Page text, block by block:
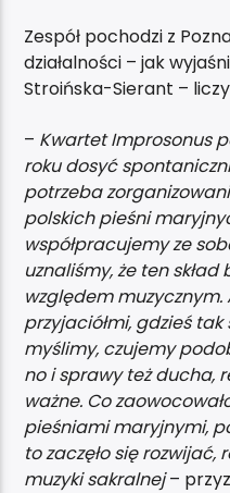
Zespół pochodzi z
działalności – jak
Stroińska-Sierant –
– Kwartet Improsonus
roku dosyć
potrzeba
polskich pieśni
współpracujemy ze
uznaliśmy, że ten
względem muzycznym.
przyjaciółmi, gdzieś
myślimy, czujemy
no i sprawy też ducha,
ważne. Co
pieśniami maryjnymi,
to zaczęło się
muzyki sakralnej–